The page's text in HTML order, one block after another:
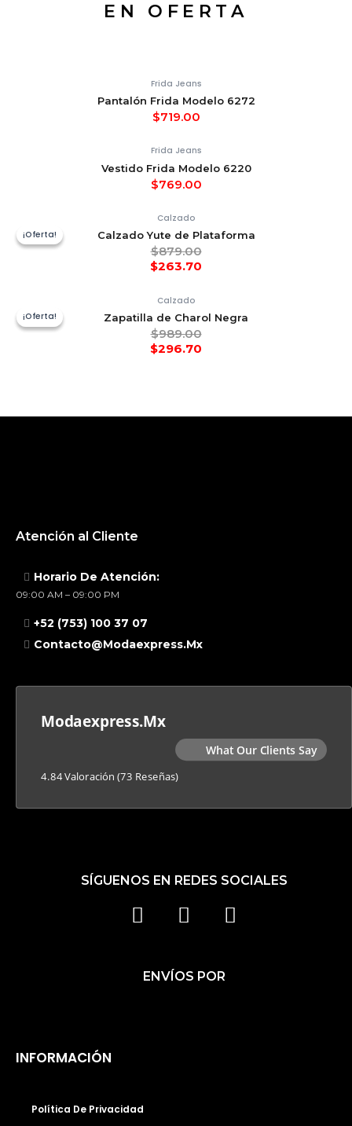
EN OFERTA
Frida Jeans
Pantalón Frida Modelo 6272
$719.00
Frida Jeans
Vestido Frida Modelo 6220
$769.00
¡Oferta!
¡Oferta!
Calzado
Calzado Yute de Plataforma
$879.00
$263.70
¡Oferta!
¡Oferta!
Calzado
Zapatilla de Charol Negra
$989.00
$296.70
INFORMACIÓN
Política De Privacidad
SÍGUENOS EN REDES SOCIALES
F
C
E
I
S
T
T
ENVÍOS POR
Atención al Cliente
Horario De Atención:
09:00 AM – 09:00 PM
+52 (753) 100 37 07
Contacto@modaexpress.mx
Modaexpress.mx
What Our Clients Say
4.84 Valoración (73 Reseñas)